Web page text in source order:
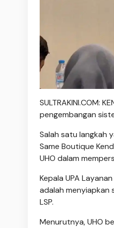
SULTRAKINI.COM:
pengembangan
Salah satu langkah
Same Boutique
UHO dalam
Kepala UPA
adalah menyiapkan
LSP.
Menurutnya, UHO